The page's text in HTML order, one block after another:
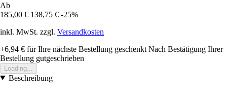
Ab
185,00 € 138,75 € -25%
inkl. MwSt. zzgl. Versandkosten
+6,94 € für Ihre nächste Bestellung geschenkt Nach Bestätigung Ihrer
Bestellung gutgeschrieben
Loading...
Beschreibung